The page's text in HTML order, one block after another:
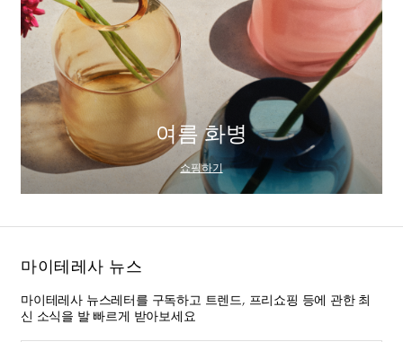
여름 화병
쇼핑하기
마이테레사 뉴스
마이테레사 뉴스레터를 구독하고 트렌드, 프리쇼핑 등에 관한 최
신 소식을 발 빠르게 받아보세요